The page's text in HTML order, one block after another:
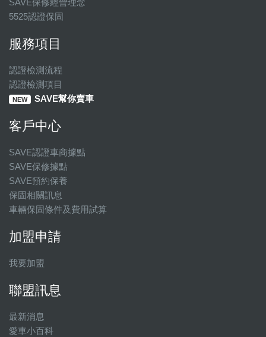
SAVE保修經營理念
5525認證保固
服務項目
認證檢測流程
認證檢測項目
NEW SAVE幫你賣車
客戶中心
SAVE認證車商據點
SAVE保修據點
SAVE預約保養
保固相關訊息
車輛保固條件及費用試算
加盟申請
我要加盟
聯盟訊息
最新消息
愛車小百科